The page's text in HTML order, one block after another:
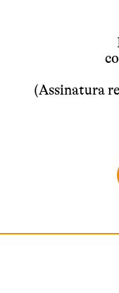
(Assinatura